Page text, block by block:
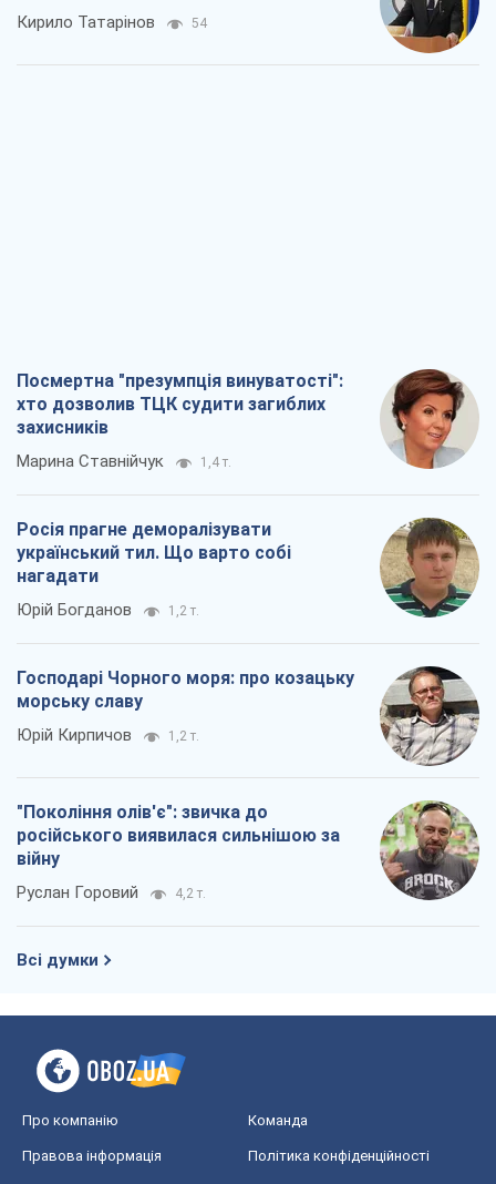
Кирило Татарінов 54
Посмертна "презумпція винуватості":
хто дозволив ТЦК судити загиблих
захисників
Марина Ставнійчук 1,4 т.
Росія прагне деморалізувати
український тил. Що варто собі
нагадати
Юрій Богданов 1,2 т.
Господарі Чорного моря: про козацьку
морську славу
Юрій Кирпичов 1,2 т.
"Покоління олів'є": звичка до
російського виявилася сильнішою за
війну
Руслан Горовий 4,2 т.
Всі думки
Про компанію Команда
Правова інформація Політика конфіденційності